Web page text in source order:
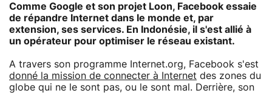
Comme Google et son projet Loon, Facebook essaie
de répandre Internet dans le monde et, par
extension, ses services. En Indonésie, il s'est allié à
un opérateur pour optimiser le réseau existant.
A travers son programme Internet.org, Facebook s'est
donné la mission de connecter à Internet des zones du
globe qui ne le sont pas, ou le sont mal. Derrière, son